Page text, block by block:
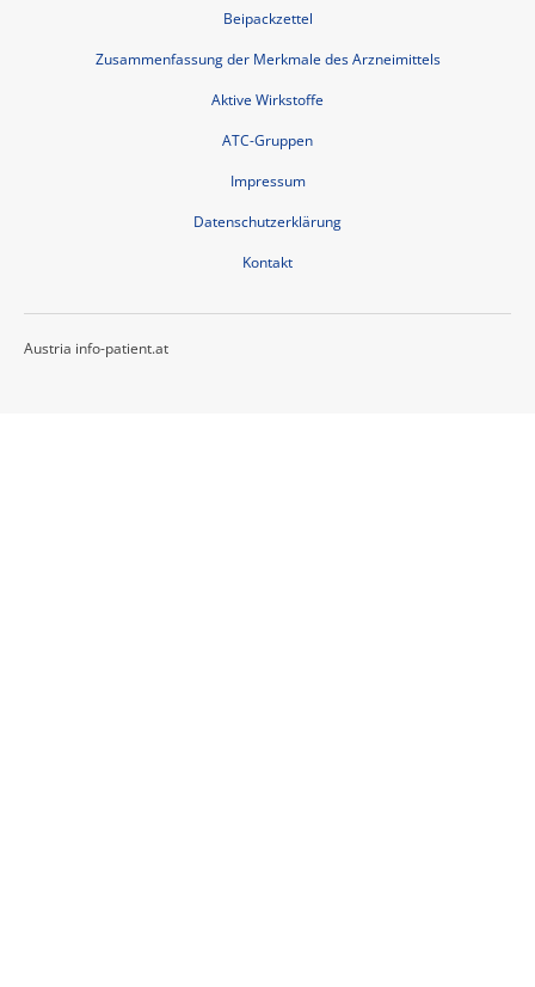
Beipackzettel
Zusammenfassung der Merkmale des Arzneimittels
Aktive Wirkstoffe
ATC-Gruppen
Impressum
Datenschutzerklärung
Kontakt
Austria info-patient.at